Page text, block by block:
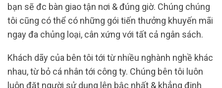
bạn sẽ đc bàn giao tận nơi & đúng giờ. Chúng chúng
tôi cũng có thể có những gói tiến thưởng khuyến mãi
ngay đa chủng loại, cân xứng với tất cả ngân sách.
Khách dãy của bên tôi tới từ nhiều nghành nghề khác
nhau, từ bỏ cá nhân tới công ty. Chúng bên tôi luôn
luôn đặt người sử dụng lên bậc nhất & khẳng định